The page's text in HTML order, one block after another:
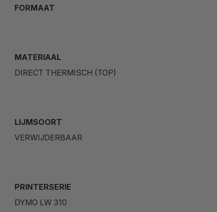
FORMAAT
MATERIAAL
DIRECT THERMISCH (TOP)
LIJMSOORT
VERWIJDERBAAR
PRINTERSERIE
DYMO LW 310